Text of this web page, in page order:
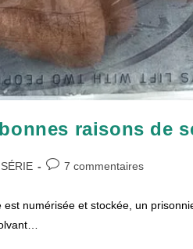
raisons de
SÉRIE
Commentaires
7 commentaires
numérisée et stockée, un